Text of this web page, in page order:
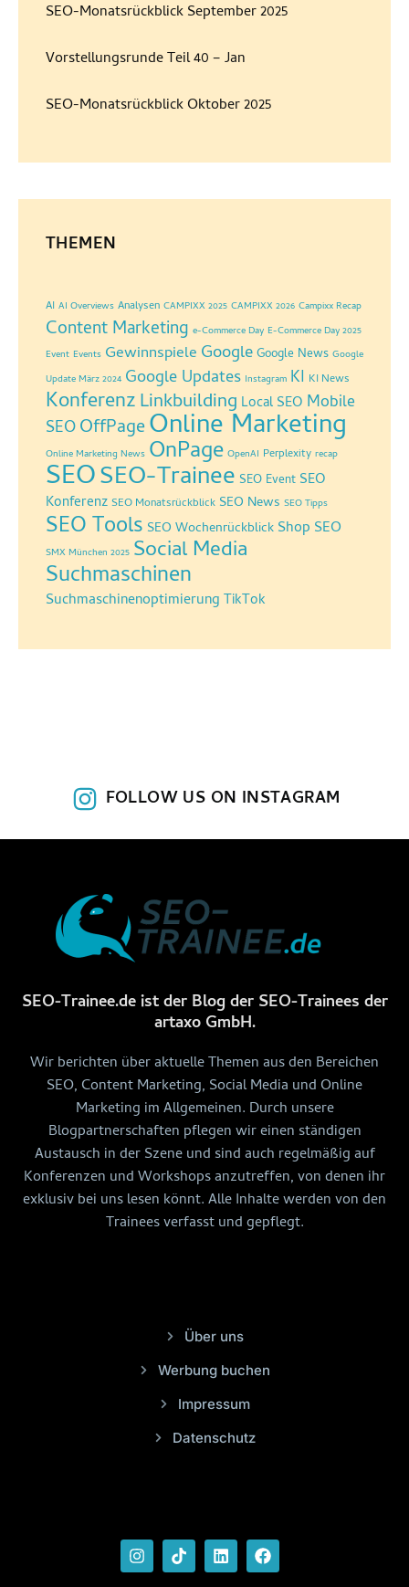
SEO-Monatsrückblick September 2025
Vorstellungsrunde Teil 40 – Jan
SEO-Monatsrückblick Oktober 2025
THEMEN
AI AI Overviews Analysen CAMPIXX 2025 CAMPIXX 2026 Campixx Recap
Content Marketing e-Commerce Day E-Commerce Day 2025
Event Events Gewinnspiele GoogleGoogle News Google
Update März 2024 Google Updates Instagram KI KI News
KonferenzLinkbuilding Local SEO Mobile
SEOOffPageOnline Marketing
Online Marketing News OnPage OpenAI Perplexity recap
SEOSEO-Trainee SEO Event SEO
Konferenz SEO Monatsrückblick SEO News SEO Tipps
SEO Tools SEO Wochenrückblick Shop SEO
SMX München 2025 Social Media
Suchmaschinen
Suchmaschinenoptimierung TikTok
FOLLOW US ON INSTAGRAM
SEO-Trainee.de ist der Blog der SEO-Trainees der
artaxo GmbH.
Wir berichten über aktuelle Themen aus den Bereichen
SEO, Content Marketing, Social Media und Online
Marketing im Allgemeinen. Durch unsere
Blogpartnerschaften pflegen wir einen ständigen
Austausch in der Szene und sind auch regelmäßig auf
Konferenzen und Workshops anzutreffen, von denen ihr
exklusiv bei uns lesen könnt. Alle Inhalte werden von den
Trainees verfasst und gepflegt.
Über uns
Werbung buchen
Impressum
Datenschutz